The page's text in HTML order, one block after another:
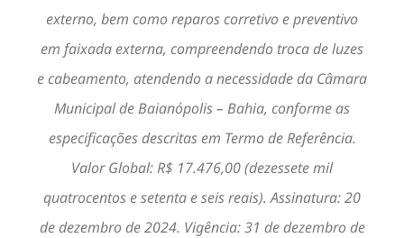
externo, bem como reparos corretivo e preventivo
em faixada externa, compreendendo troca de luzes
e cabeamento, atendendo a necessidade da Câmara
Municipal de Baianópolis – Bahia, conforme as
especificações descritas em Termo de Referência.
Valor Global: R$ 17.476,00 (dezessete mil
quatrocentos e setenta e seis reais). Assinatura: 20
de dezembro de 2024. Vigência: 31 de dezembro de